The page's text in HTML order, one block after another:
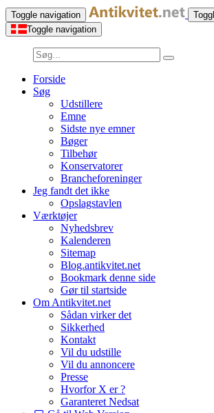
Toggle navigation
Toggle navigation
Forside
Søg
Udstillere
Emne
Sidste nye emner
Bøger
Tilbehør
Konservatorer
Brancheforeninger
Jeg fandt det ikke
Opslagstavlen
Værktøjer
Nyhedsbrev
Kalenderen
Sitemap
Blog.antikvitet.net
Bookmark denne side
Gør til startside
Om Antikvitet.net
Sådan virker det
Sikkerhed
Kontakt
Vil du udstille
Vil du annoncere
Presse
Hvorfor X er ?
Garanteret Nedsat